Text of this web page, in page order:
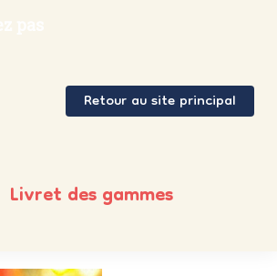
Retour au site principal
Livret des gammes